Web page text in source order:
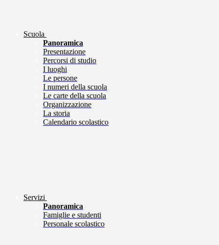
Scuola
Panoramica
Presentazione
Percorsi di studio
I luoghi
Le persone
I numeri della scuola
Le carte della scuola
Organizzazione
La storia
Calendario scolastico
Servizi
Panoramica
Famiglie e studenti
Personale scolastico